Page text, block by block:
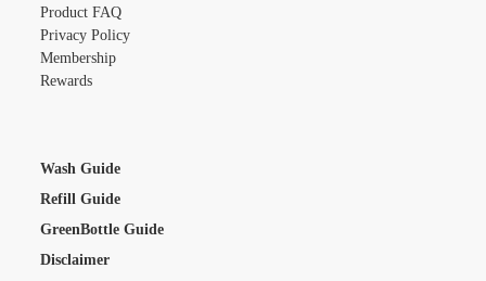
Product FAQ
Privacy Policy
Membership
Rewards
Wash Guide
Refill Guide
GreenBottle Guide
Disclaimer